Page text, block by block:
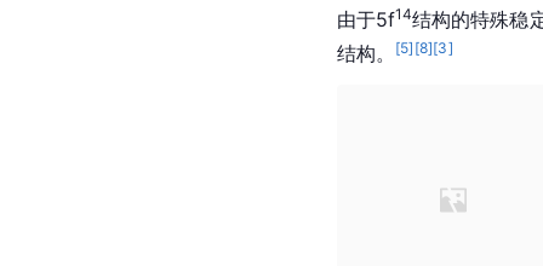
由于5f14结构的特殊稳
结构。
[5] [8][3]